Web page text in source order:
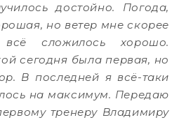
достойно. Погода,
но ветер мне скорее
сложилось хорошо.
сегодня была первая, но
В последней я всё-таки
на максимум. Передаю
тренеру Владимиру